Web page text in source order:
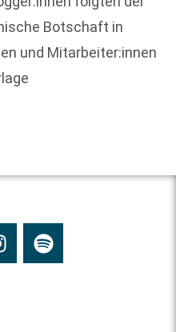
Botschaft in
und Mitarbeiter:innen